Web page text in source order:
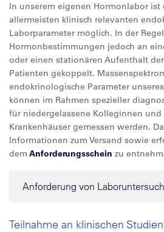
In unserem eigenen Hormonlabor
allermeisten klinisch relevanten
Laborparameter möglich. In der
Hormonbestimmungen jedoch an
oder einen stationären Aufenthalt
Patienten gekoppelt.
endokrinologische Parameter
können im Rahmen spezieller
für niedergelassene Kolleginnen
Krankenhäuser gemessen werden.
Informationen zum Versand sowie
dem Anforderungsschein zu
Anforderung von
Teilnahme an klinischen Studien